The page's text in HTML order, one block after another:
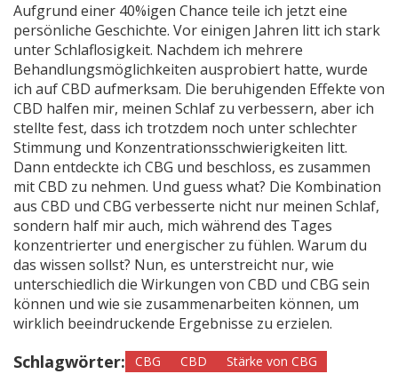
Aufgrund einer 40%igen Chance teile ich jetzt eine
persönliche Geschichte. Vor einigen Jahren litt ich stark
unter Schlaflosigkeit. Nachdem ich mehrere
Behandlungsmöglichkeiten ausprobiert hatte, wurde
ich auf CBD aufmerksam. Die beruhigenden Effekte von
CBD halfen mir, meinen Schlaf zu verbessern, aber ich
stellte fest, dass ich trotzdem noch unter schlechter
Stimmung und Konzentrationsschwierigkeiten litt.
Dann entdeckte ich CBG und beschloss, es zusammen
mit CBD zu nehmen. Und guess what? Die Kombination
aus CBD und CBG verbesserte nicht nur meinen Schlaf,
sondern half mir auch, mich während des Tages
konzentrierter und energischer zu fühlen. Warum du
das wissen sollst? Nun, es unterstreicht nur, wie
unterschiedlich die Wirkungen von CBD und CBG sein
können und wie sie zusammenarbeiten können, um
wirklich beeindruckende Ergebnisse zu erzielen.
Schlagwörter: CBG CBD
Stärke von CBG